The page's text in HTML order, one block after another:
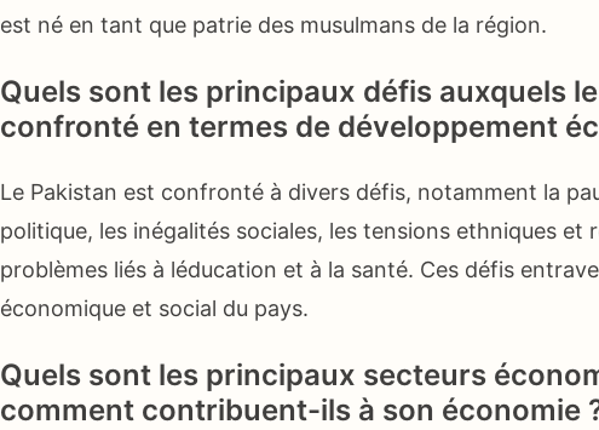
est né en tant que patrie des musulmans de la région.
Quels sont les principaux défis auxquels
confronté en termes de développement
Le Pakistan est confronté à divers défis, notamment la
politique, les inégalités sociales, les tensions ethniques et
problèmes liés à léducation et à la santé. Ces défis
économique et social du pays.
Quels sont les principaux secteurs
comment contribuent-ils à son économie